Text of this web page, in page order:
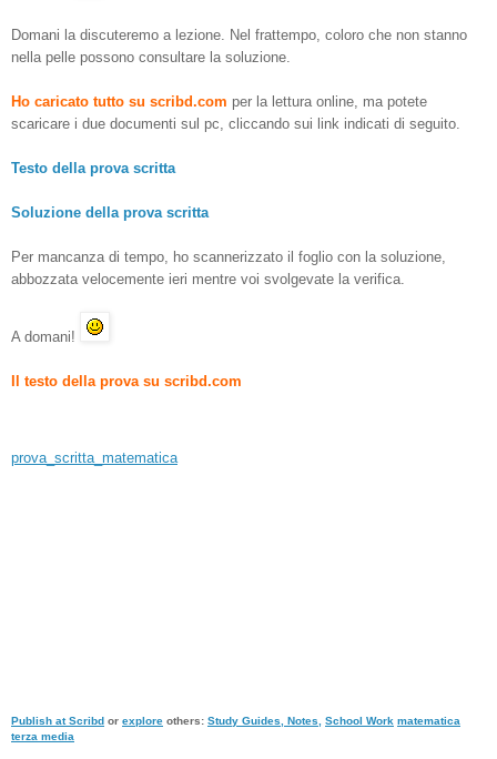
Domani la discuteremo a lezione. Nel frattempo, coloro che non stanno
nella pelle possono consultare la soluzione.
Ho caricato tutto su scribd.com per la lettura online, ma potete
scaricare i due documenti sul pc, cliccando sui link indicati di seguito.
Testo della prova scritta
Soluzione della prova scritta
Per mancanza di tempo, ho scannerizzato il foglio con la soluzione,
abbozzata velocemente ieri mentre voi svolgevate la verifica.
A domani!
Il testo della prova su scribd.com
prova_scritta_matematica
Publish at Scribd or explore others: Study Guides, Notes, School Work matematica
terza media